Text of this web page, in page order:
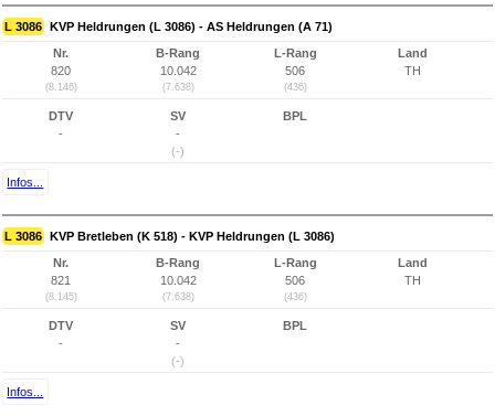
L 3086 KVP Heldrungen (L 3086) - AS Heldrungen (A 71)
Nr.
820
(8.146)
B-Rang
10.042
(7.638)
L-Rang
506
(436)
Land
TH
DTV
-
SV
-
(-)
BPL
Infos...
L 3086 KVP Bretleben (K 518) - KVP Heldrungen (L 3086)
Nr.
821
(8.145)
B-Rang
10.042
(7.638)
L-Rang
506
(436)
Land
TH
DTV
-
SV
-
(-)
BPL
Infos...